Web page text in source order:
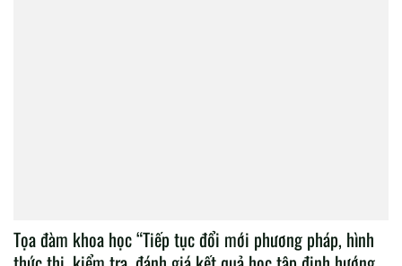
Tọa đàm khoa học “Tiếp tục đổi mới phương pháp, hình